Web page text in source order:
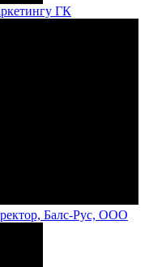
ГК
Балс-Рус, ООО